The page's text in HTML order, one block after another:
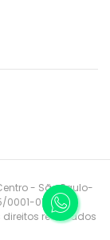
- São Paulo-
0001-01
reservados